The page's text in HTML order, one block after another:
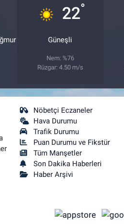
22°
Güneşli
Nem: %76
Rüzgar: 4.50 m/s
Nöbetçi Eczaneler
Hava Durumu
Trafik Durumu
Puan Durumu ve Fikstür
Tüm Manşetler
Son Dakika Haberleri
Haber Arşivi